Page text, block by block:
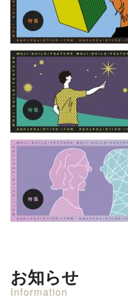
お知らせ
Information